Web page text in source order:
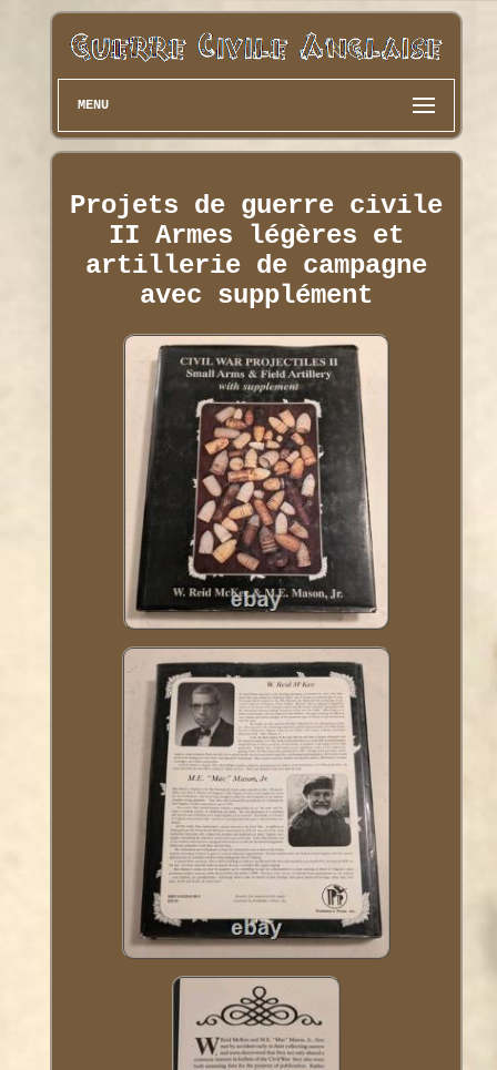
MENU
Projets de guerre civile
II Armes légères et
artillerie de campagne
avec supplément